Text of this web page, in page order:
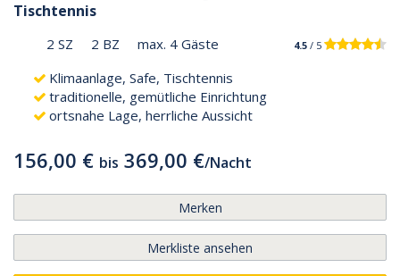
Tischtennis
2 SZ 2 BZ max. 4 Gäste 4.5 / 5
Klimaanlage, Safe, Tischtennis
traditionelle, gemütliche Einrichtung
ortsnahe Lage, herrliche Aussicht
156,00 € bis 369,00 €/Nacht
Merken
Merkliste ansehen